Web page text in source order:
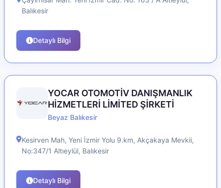
Balıkesir
Detaylı Bilgi
YOCAR OTOMOTİV DANIŞMANLIK
HİZMETLERİ LİMİTED ŞİRKETİ
Beyaz Balıkesir
Kesirven Mah, Yeni İzmir Yolu 9.km, Akçakaya Mevkii,
No:347/1 Altıeylül, Balıkesir
Detaylı Bilgi